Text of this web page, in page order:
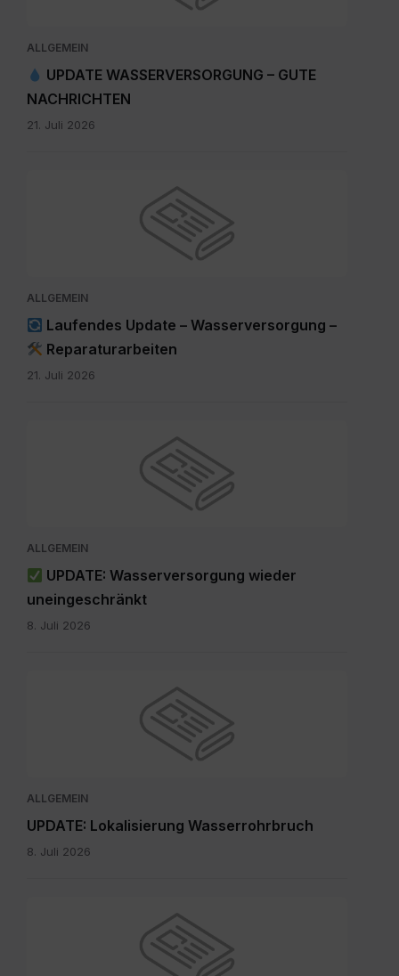
ALLGEMEIN
UPDATE WASSERVERSORGUNG – GUTE
NACHRICHTEN
21. Juli 2026
ALLGEMEIN
Laufendes Update – Wasserversorgung –
Reparaturarbeiten
21. Juli 2026
ALLGEMEIN
UPDATE: Wasserversorgung wieder
uneingeschränkt
8. Juli 2026
ALLGEMEIN
UPDATE: Lokalisierung Wasserrohrbruch
8. Juli 2026